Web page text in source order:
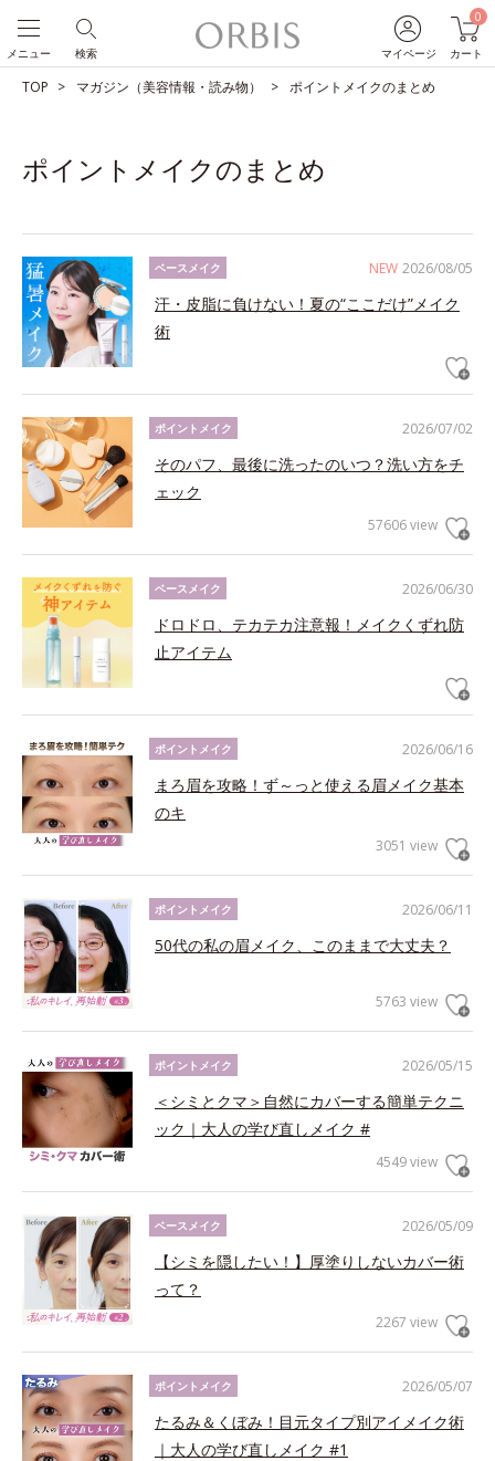
マイページ
0
カート
検索
メニュー
TOP マガジン（美容情報・読み物） ポイントメイクのまとめ
ポイントメイクのまとめ
NEW 2026/08/05
ベースメイク
汗・皮脂に負けない！夏の“ここだけ”メイク
術
2026/07/02
ポイントメイク
そのパフ、最後に洗ったのいつ？洗い方をチ
ェック
57606 view
2026/06/30
ベースメイク
ドロドロ、テカテカ注意報！メイクくずれ防
止アイテム
2026/06/16
ポイントメイク
まろ眉を攻略！ず～っと使える眉メイク基本
のキ
3051 view
2026/06/11
ポイントメイク
50代の私の眉メイク、このままで大丈夫？
5763 view
2026/05/15
ポイントメイク
＜シミとクマ＞自然にカバーする簡単テクニ
ック｜大人の学び直しメイク #
4549 view
2026/05/09
ベースメイク
【シミを隠したい！】厚塗りしないカバー術
って？
2267 view
2026/05/07
ポイントメイク
たるみ＆くぼみ！目元タイプ別アイメイク術
｜大人の学び直しメイク #1